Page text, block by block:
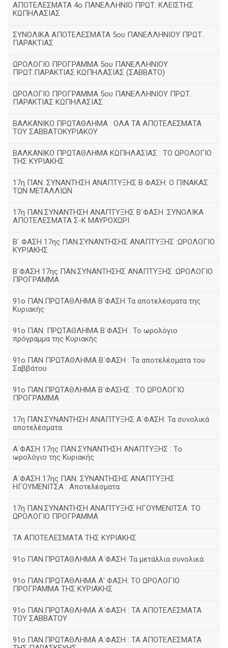
ΑΠΟΤΕΛΕΣΜΑΤΑ 4ο ΠΑΝΕΛΛΗΝΙΟ ΠΡΩΤ. ΚΛΕΙΣΤΗΣ
ΚΩΠΗΛΑΣΙΑΣ
ΣΥΝΟΛΙΚΑ ΑΠΟΤΕΛΕΣΜΑΤΑ 5ου ΠΑΝΕΛΛΗΝΙΟΥ ΠΡΩΤ.
ΠΑΡΑΚΤΙΑΣ
ΩΡΟΛΟΓΙΟ ΠΡΟΓΡΑΜΜΑ 5ου ΠΑΝΕΛΛΗΝΙΟΥ
ΠΡΩΤ.ΠΑΡΑΚΤΙΑΣ ΚΩΠΗΛΑΣΙΑΣ (ΣΑΒΒΑΤΟ)
ΩΡΟΛΟΓΙΟ ΠΡΟΓΡΑΜΜΑ 5ου ΠΑΝΕΛΛΗΝΙΟΥ ΠΡΩΤ.
ΠΑΡΑΚΤΙΑΣ ΚΩΠΗΛΑΣΙΑΣ
ΒΑΛΚΑΝΙΚΟ ΠΡΩΤΑΘΛΗΜΑ : ΟΛΑ ΤΑ ΑΠΟΤΕΛΕΣΜΑΤΑ
ΤΟΥ ΣΑΒΒΑΤΟΚΥΡΙΑΚΟΥ
ΒΑΛΚΑΝΙΚΟ ΠΡΩΤΑΘΛΗΜΑ ΚΩΠΗΛΑΣΙΑΣ : ΤΟ ΩΡΟΛΟΓΙΟ
ΤΗΣ ΚΥΡΙΑΚΗΣ
17η ΠΑΝ. ΣΥΝΑΝΤΗΣΗ ΑΝΑΠΤΥΞΗΣ Β ΦΑΣΗ: Ο ΠΙΝΑΚΑΣ
ΤΩΝ ΜΕΤΑΛΛΙΩΝ
17η ΠΑΝ.ΣΥΝΑΝΤΗΣΗ ΑΝΑΠΤΥΞΗΣ Β΄ΦΑΣΗ :ΣΥΝΟΛΙΚΑ
ΑΠΟΤΕΛΕΣΜΑΤΑ Σ-Κ ΜΑΥΡΟΧΩΡΙ
B΄ ΦΑΣΗ 17ης ΠΑΝ.ΣΥΝΑΝΤΗΣΗΣ ΑΝΑΠΤΥΞΗΣ :ΩΡΟΛΟΓΙΟ
ΚΥΡΙΑΚΗΣ
Β΄ΦΑΣΗ 17ης ΠΑΝ.ΣΥΝΑΝΤΗΣΗΣ ΑΝΑΠΤΥΞΗΣ :ΩΡΟΛΟΓΙΟ
ΠΡΟΓΡΑΜΜΑ
91ο ΠΑΝ.ΠΡΩΤΑΘΛΗΜΑ Β΄ΦΑΣΗ Τα αποτελέσματα της
Κυριακής
91ο ΠΑΝ. ΠΡΩΤΑΘΛΗΜΑ Β΄ΦΑΣΗ : Το ωρολόγιο
πρόγραμμα της Κυριακής
91ο ΠΑΝ ΠΡΩΤΑΘΛΗΜΑ Β΄ΦΑΣΗ : Τα αποτελέσματα του
Σαββάτου
91ο ΠΑΝ.ΠΡΩΤΑΘΛΗΜΑ Β΄ΦΑΣΗΣ : ΤΟ ΩΡΟΛΟΓΙΟ
ΠΡΟΓΡΑΜΜΑ
17η ΠΑΝ.ΣΥΝΑΝΤΗΣΗ ΑΝΑΠΤΥΞΗΣ Α΄ΦΑΣΗ: Τα συνολικά
αποτελέσματα
Α΄ΦΑΣΗ 17ης ΠΑΝ.ΣΥΝΑΝΤΗΣΗ ΑΝΑΠΤΥΞΗΣ : Το
ωρολόγιο της Κυριακής
Α΄ΦΑΣΗ 17ης ΠΑΝ. ΣΥΝΑΝΤΗΣΗΣ ΑΝΑΠΤΥΞΗΣ
ΗΓΟΥΜΕΝΙΤΣΑ : Αποτελέσματα
17η ΠΑΝ.ΣΥΝΑΝΤΗΣΗ ΑΝΑΠΤΥΞΗΣ ΗΓΟΥΜΕΝΙΤΣΑ: ΤΟ
ΩΡΟΛΟΓΙΟ ΠΡΟΓΡΑΜΜΑ
ΤΑ ΑΠΟΤΕΛΕΣΜΑΤΑ ΤΗΣ ΚΥΡΙΑΚΗΣ
91ο ΠΑΝ.ΠΡΩΤΑΘΛΗΜΑ Α΄ΦΑΣΗ: Τα μετάλλια συνολικά
91ο ΠΑΝ.ΠΡΩΤΑΘΛΗΜΑ Α' ΦΑΣΗ: ΤΟ ΩΡΟΛΟΓΙΟ
ΠΡΟΓΡΑΜΜΑ ΤΗΣ ΚΥΡΙΑΚΗΣ
91ο ΠΑΝ.ΠΡΩΤΑΘΛΗΜΑ Α΄ΦΑΣΗ : ΤΑ ΑΠΟΤΕΛΕΣΜΑΤΑ
ΤΟΥ ΣΑΒΒΑΤΟΥ
91ο ΠΑΝ.ΠΡΩΤΑΘΛΗΜΑ Α΄ΦΑΣΗ : ΤΑ ΑΠΟΤΕΛΕΣΜΑΤΑ